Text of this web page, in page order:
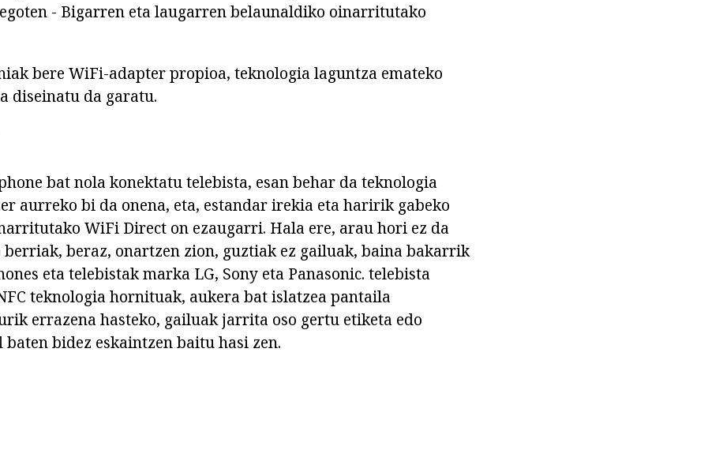
- Bigarren eta laugarren belaunaldiko oinarritutako
bere WiFi-adapter propioa, teknologia laguntza emateko
diseinatu da garatu.
bat nola konektatu telebista, esan behar da teknologia
aurreko bi da onena, eta, estandar irekia eta haririk gabeko
WiFi Direct on ezaugarri. Hala ere, arau hori ez da
beraz, onartzen zion, guztiak ez gailuak, baina bakarrik
eta telebistak marka LG, Sony eta Panasonic. telebista
teknologia hornituak, aukera bat islatzea pantaila
errazena hasteko, gailuak jarrita oso gertu etiketa edo
bidez eskaintzen baitu hasi zen.